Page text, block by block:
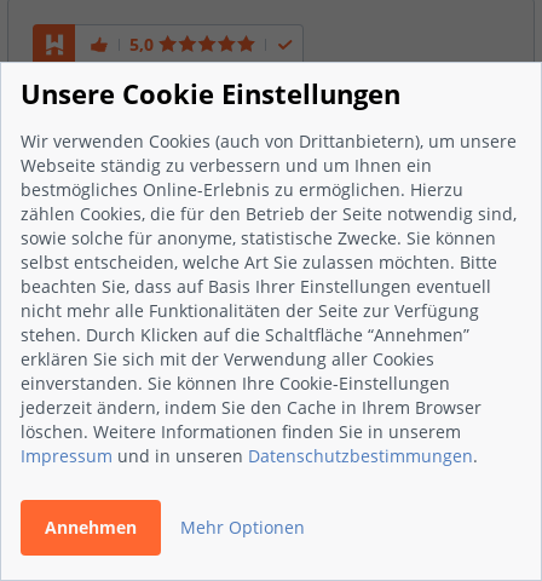
5,0
kompetent und zuverlässig
Gute Beratung zum Kauf und Einbau einer
Kühl-/Gefrierkombination, rasche Lieferung und Einbau
Vollständige Bewertung anzeigen
11.04.2023| von Nutzer 2406577
5,0
Super zufrieden mit der geleisteten Arbeit
Toller Service, professionell, schnell, unkompliziert und
ehrlich. 100% Empfehlung, Maschine funktioniert wieder!
Vollständige Bewertung anzeigen
Unsere Cookie Einstellungen
Wir verwenden Cookies (auch von Drittanbietern), um unsere
Webseite ständig zu verbessern und um Ihnen ein
bestmögliches Online-Erlebnis zu ermöglichen. Hierzu
zählen Cookies, die für den Betrieb der Seite notwendig sind,
sowie solche für anonyme, statistische Zwecke. Sie können
selbst entscheiden, welche Art Sie zulassen möchten. Bitte
beachten Sie, dass auf Basis Ihrer Einstellungen eventuell
nicht mehr alle Funktionalitäten der Seite zur Verfügung
stehen. Durch Klicken auf die Schaltfläche “Annehmen”
erklären Sie sich mit der Verwendung aller Cookies
einverstanden. Sie können Ihre Cookie-Einstellungen
jederzeit ändern, indem Sie den Cache in Ihrem Browser
löschen. Weitere Informationen finden Sie in unserem
Impressum und in unseren Datenschutzbestimmungen.
Annehmen Mehr Optionen